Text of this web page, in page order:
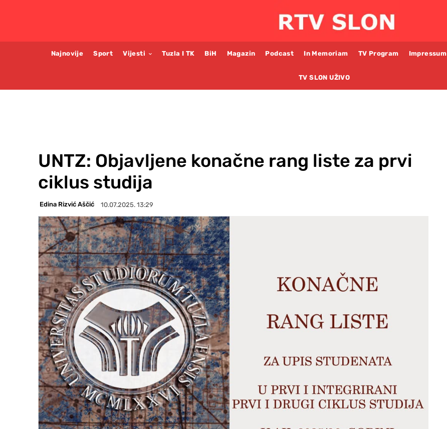
Najnovije Sport Vijesti Tuzla I TK BiH Magazin Podcast In Memoriam TV Program Impressum
TV SLON UŽIVO
UNTZ: Objavljene konačne rang liste za prvi
ciklus studija
Edina Rizvić Aščić 10.07.2025. 13:29